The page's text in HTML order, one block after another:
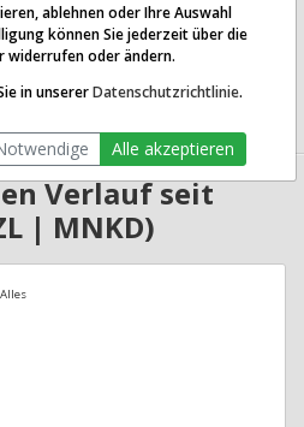
Verlauf seit
| MNKD)
Alles
ablehnen oder Ihre Auswahl
können Sie jederzeit über die
widerrufen oder ändern.
in unsererDatenschutzrichtlinie.
Alle akzeptieren